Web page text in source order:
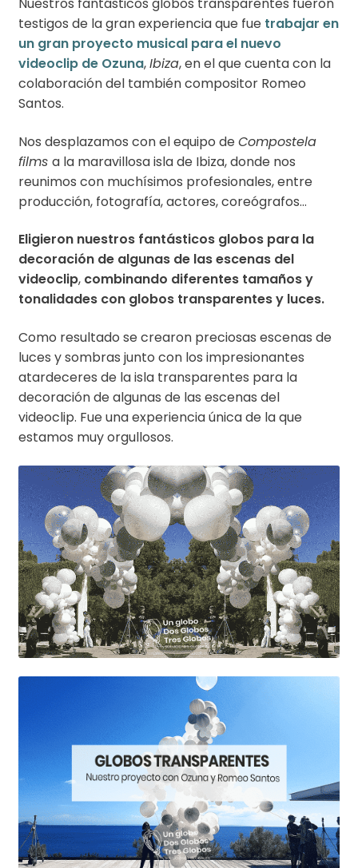
Nuestros fantásticos globos transparentes fueron
testigos de la gran experiencia que fue trabajar en
un gran proyecto musical para el nuevo
videoclip de Ozuna,Ibiza, en el que cuenta con la
colaboración del también compositor Romeo
Santos.
Nos desplazamos con el equipo deCompostela
films a la maravillosa isla de Ibiza, donde nos
reunimos con muchísimos profesionales, entre
producción, fotografía, actores, coreógrafos…
Eligieron nuestros fantásticos globos para la
decoración de algunas de las escenas del
videoclip, combinando diferentes tamaños y
tonalidades con globos transparentes y luces.
Como resultado se crearon preciosas escenas de
luces y sombras junto con los impresionantes
atardeceres de la isla transparentes para la
decoración de algunas de las escenas del
videoclip. Fue una experiencia única de la que
estamos muy orgullosos.